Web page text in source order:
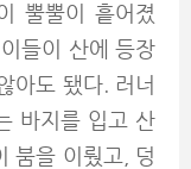
뿔뿔이 흩어졌
들이 산에 등장
아도 됐다. 러너
바지를 입고 산
붐을 이뤘고, 덩